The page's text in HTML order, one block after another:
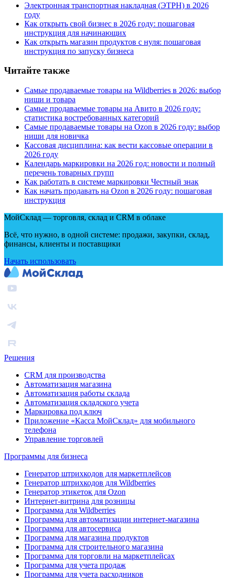
Электронная транспортная накладная (ЭТРН) в 2026
году
Как открыть свой бизнес в 2026 году: пошаговая
инструкция для начинающих
Как открыть магазин продуктов с нуля: пошаговая
инструкция по запуску бизнеса
Читайте также
Самые продаваемые товары на Wildberries в 2026: выбор
ниши и товара
Самые продаваемые товары на Авито в 2026 году:
статистика востребованных категорий
Самые продаваемые товары на Ozon в 2026 году: выбор
ниши для новичка
Кассовая дисциплина: как вести кассовые операции в
2026 году
Календарь маркировки на 2026 год: новости и полный
перечень товарных групп
Как работать в системе маркировки Честный знак
Как начать продавать на Ozon в 2026 году: пошаговая
инструкция
МойСклад — торговля, склад и CRM в облаке
Всё, что нужно, в одной системе: продажи, закупки, склад,
финансы, клиенты и поставщики
Начать использовать
Решения
CRM для производства
Автоматизация магазина
Автоматизация работы склада
Автоматизация складского учета
Маркировка под ключ
Приложение «Касса МойСклад» для мобильного
телефона
Управление торговлей
Программы для бизнеса
Генератор штрихкодов для маркетплейсов
Генератор штрихкодов для Wildberries
Генератор этикеток для Ozon
Интернет-витрина для розницы
Программа для Wildberries
Программа для автоматизации интернет-магазина
Программа для автосервиса
Программа для магазина продуктов
Программа для строительного магазина
Программа для торговли на маркетплейсах
Программа для учета продаж
Программа для учета расходников